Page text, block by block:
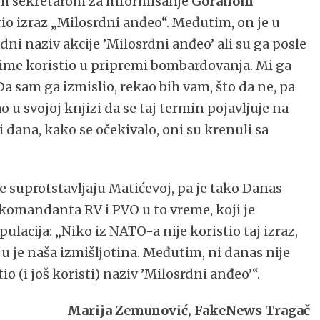
izraz „Milosrdni anđeo“. Međutim, on je u
naziv akcije ’Milosrdni anđeo’ ali su ga posle
ime koristio u pripremi bombardovanja. Mi ga
sam ga izmislio, rekao bih vam, što da ne, pa
u svojoj knjizi da se taj termin pojavljuje na
kako se očekivalo, oni su krenuli sa
suprotstavljaju Matićevoj, pa je tako Danas
RV i PVO u to vreme, koji je
„Niko iz NATO-a nije koristio taj izraz,
je naša izmišljotina. Međutim, ni danas nije
(i još koristi) naziv ’Milosrdni anđeo’“.
Marija Zemunović, FakeNews Tragač